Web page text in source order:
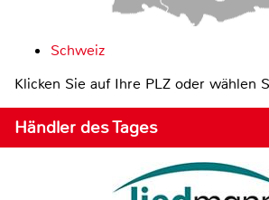
Schweiz
Klicken Sie auf Ihre PLZ oder wählen
Händler des Tages